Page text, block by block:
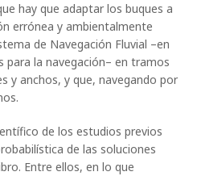
hay que adaptar los buques a
errónea y ambientalmente
de Navegación Fluvial –en
para la navegación– en tramos
y anchos, y que, navegando por
de los estudios previos
de las soluciones
Entre ellos, en lo que